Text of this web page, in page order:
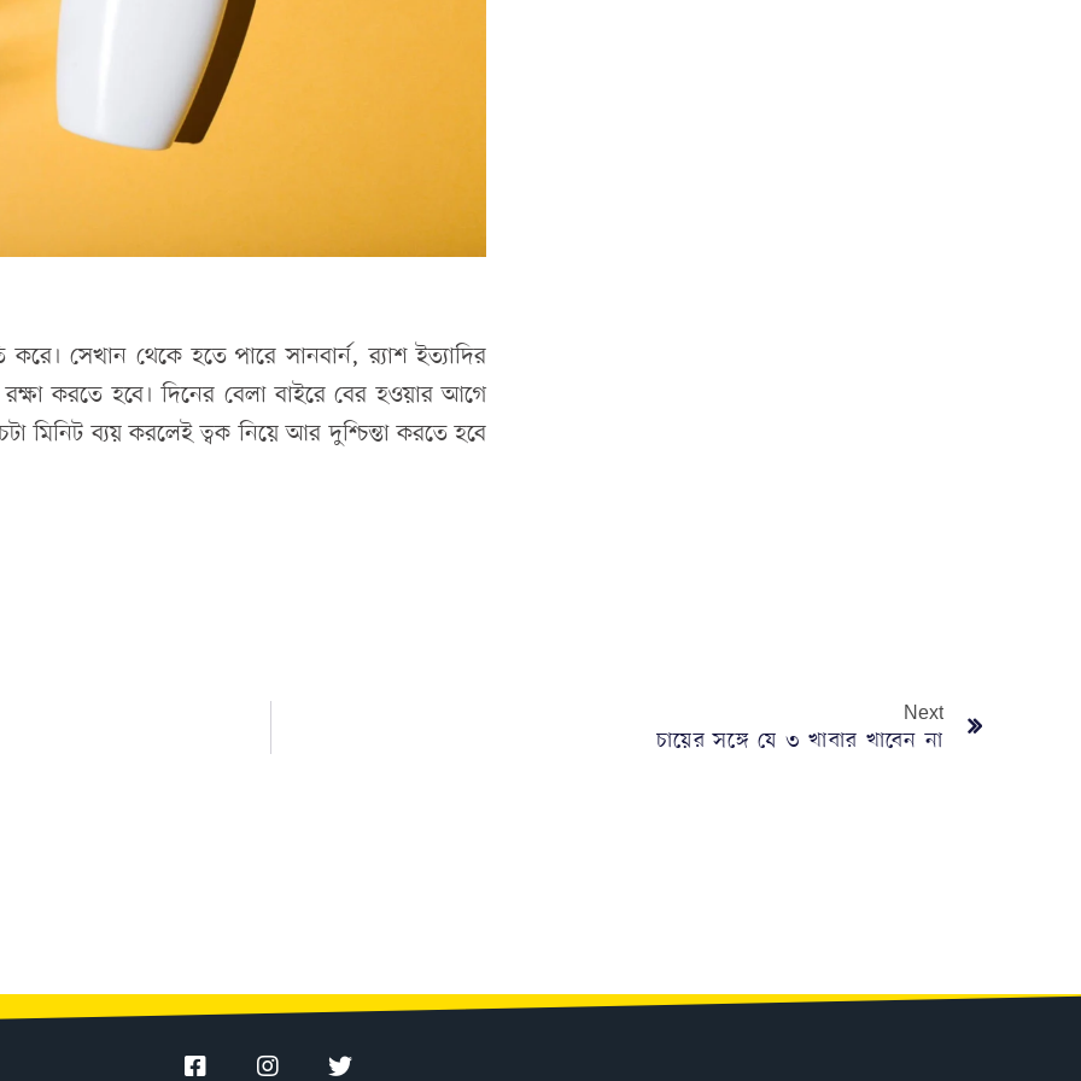
সেখান থেকে হতে পারে সানবার্ন, র‌্যাশ ইত্যাদির
করতে হবে। দিনের বেলা বাইরে বের হওয়ার আগে
মিনিট ব্যয় করলেই ত্বক নিয়ে আর দুশ্চিন্তা করতে হবে
Next
চায়ের সঙ্গে যে ৩ খাবার খাবেন না